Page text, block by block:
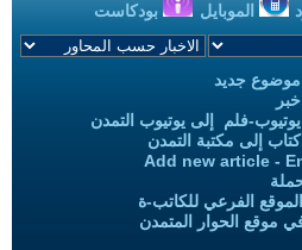
الموبايل بودكاست
موضوع جديد
فلم إلى يوتيوب التمدن
إلى مكتبة التمدن
Add new article -
الفرعي للكاتب-ة
موقع الحوار المتمدن